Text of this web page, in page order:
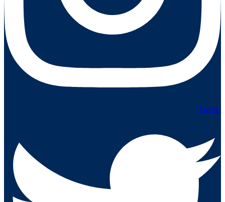
Twitter